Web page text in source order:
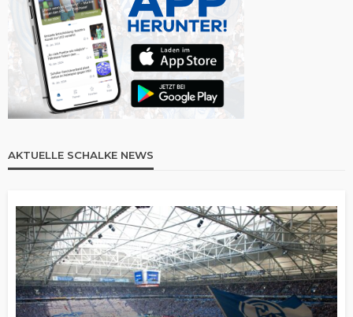
AKTUELLE SCHALKE NEWS